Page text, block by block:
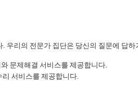
우리의 전문가 집단은 당신의 질문에 답
문제해결 서비스를 제공합니다.
서비스를 제공합니다.